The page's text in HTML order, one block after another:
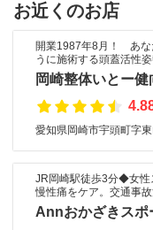
お近くのお店
開業1987年8月！ あな
うに施術する頭蓋活性
岡崎整体いとー健
愛知県岡崎市宇頭町字
JR岡崎駅徒歩3分◆女性
慢性痛をケア。交通事
Annおかざきスポ